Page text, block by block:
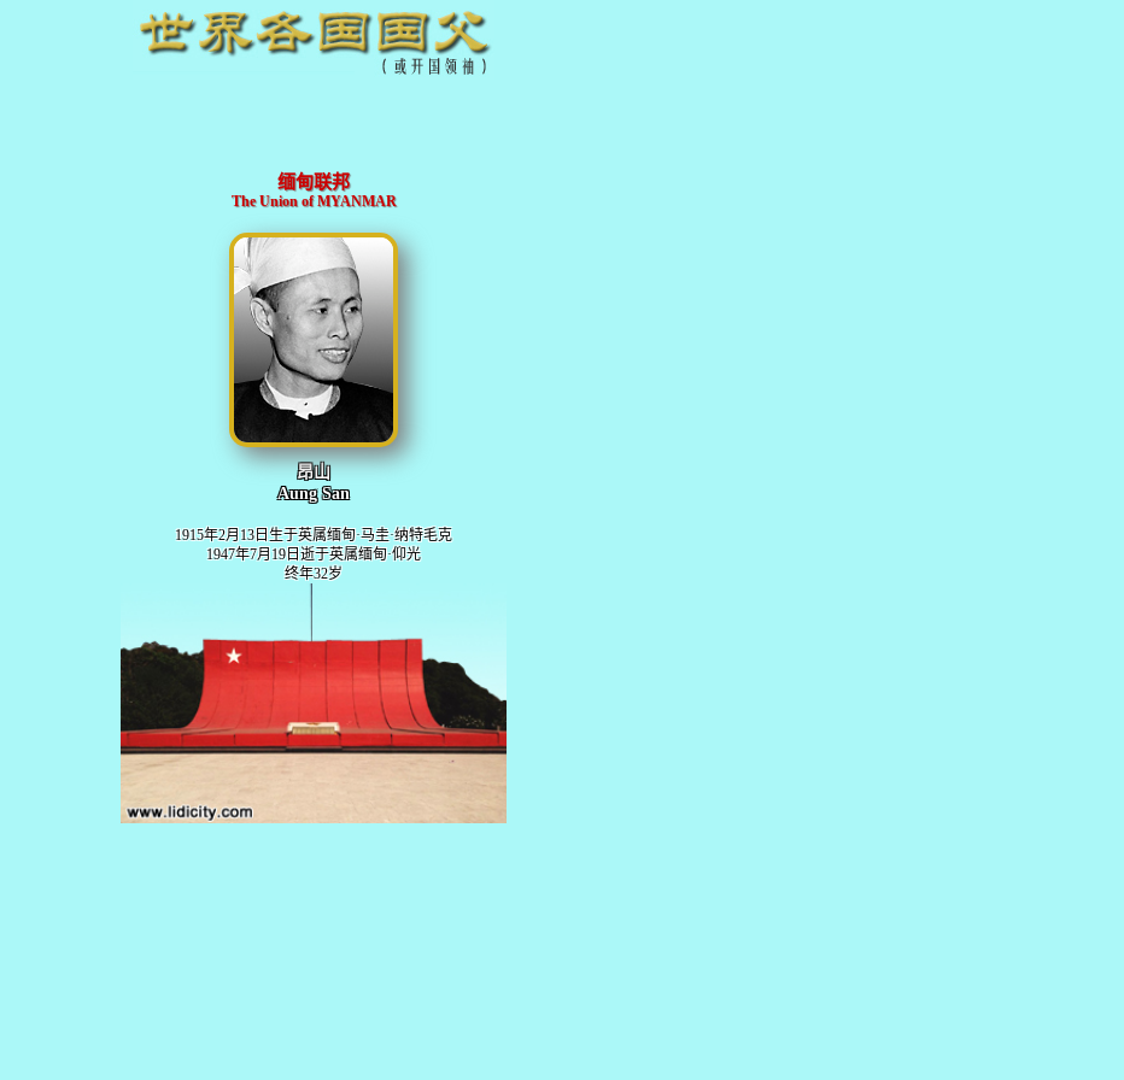
缅甸联邦
The Union of MYANMAR
昂山
Aung San
1915年2月13日生于英属缅甸·马圭·纳特毛克
1947年7月19日逝于英属缅甸·仰光
终年32岁